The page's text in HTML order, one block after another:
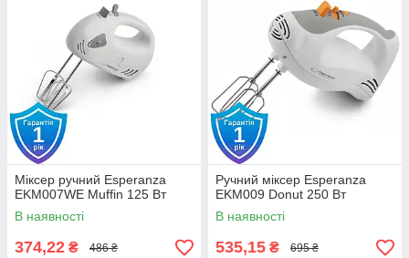
Міксер ручний Esperanza
EKM007WE Muffin 125 Вт
В наявності
374,22 ₴ 486 ₴
Ручний міксер Esperanza
EKM009 Donut 250 Вт
В наявності
535,15 ₴ 695 ₴